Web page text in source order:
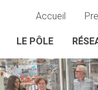
Accueil
LE PÔLE